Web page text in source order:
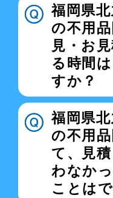
福岡県
の不用
見・お
る時間
すか？
福岡県
の不用
て、見
わなか
ことは